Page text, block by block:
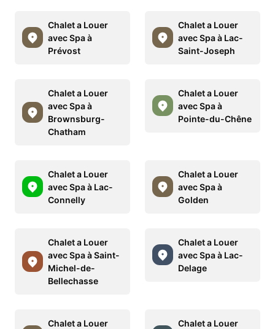
Chalet a Louer
avec Spa à
Prévost
Chalet a Louer
avec Spa à Lac-
Saint-Joseph
Chalet a Louer
avec Spa à
Brownsburg-
Chatham
Chalet a Louer
avec Spa à
Pointe-du-Chêne
Chalet a Louer
avec Spa à Lac-
Connelly
Chalet a Louer
avec Spa à
Golden
Chalet a Louer
avec Spa à Saint-
Michel-de-
Bellechasse
Chalet a Louer
avec Spa à Lac-
Delage
Chalet a Louer
Chalet a Louer